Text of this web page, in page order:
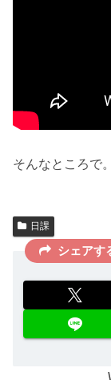
そんなところで。
日課
シェアす